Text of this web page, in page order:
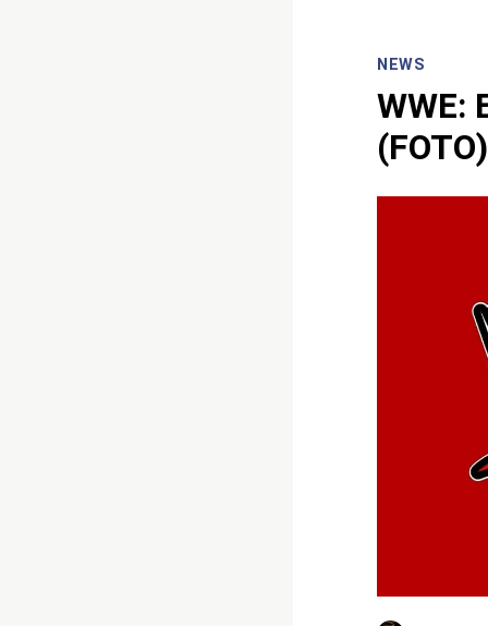
NEWS
WWE:
(FOTO)